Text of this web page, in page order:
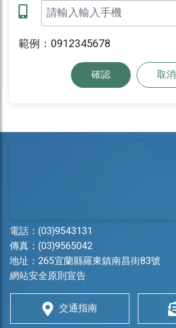
範例：0912345678
確認 取消
電話： (03)9543131
傳真：(03)9565042
地址： 265宜蘭縣羅東鎮南昌街83號
網站安全原則宣告
交通指南